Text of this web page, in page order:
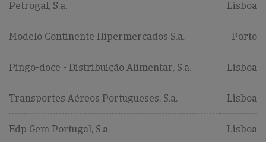
Petrogal, S.a. Lisboa
Modelo Continente Hipermercados S.a. Porto
Pingo-doce - Distribuição Alimentar, S.a. Lisboa
Transportes Aéreos Portugueses, S.a. Lisboa
Edp Gem Portugal, S.a Lisboa